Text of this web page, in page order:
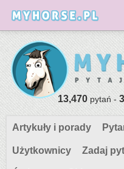
13,470pytań -
Artykuły i porady
Użytkownicy Zadaj